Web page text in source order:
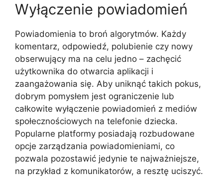
Wyłączenie powiadomień
Powiadomienia to broń algorytmów. Każdy
komentarz, odpowiedź, polubienie czy nowy
obserwujący ma na celu jedno – zachęcić
użytkownika do otwarcia aplikacji i
zaangażowania się. Aby uniknąć takich pokus,
dobrym pomysłem jest ograniczenie lub
całkowite wyłączenie powiadomień z mediów
społecznościowych na telefonie dziecka.
Popularne platformy posiadają rozbudowane
opcje zarządzania powiadomieniami, co
pozwala pozostawić jedynie te najważniejsze,
na przykład z komunikatorów, a resztę uciszyć.